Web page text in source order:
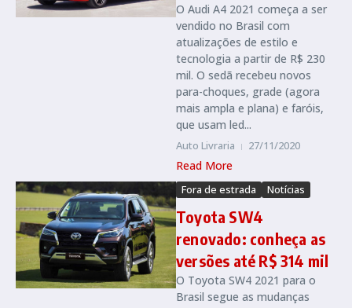
O Audi A4 2021 começa a ser
vendido no Brasil com
atualizações de estilo e
tecnologia a partir de R$ 230
mil. O sedã recebeu novos
para-choques, grade (agora
mais ampla e plana) e faróis,
que usam led...
Auto Livraria 27/11/2020
Read More
Fora de estrada Notícias
Toyota SW4
renovado: conheça as
versões até R$ 314 mil
O Toyota SW4 2021 para o
Brasil segue as mudanças